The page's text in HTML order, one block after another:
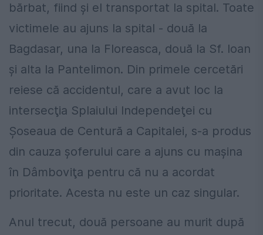
bărbat, fiind şi el transportat la spital. Toate
victimele au ajuns la spital - două la
Bagdasar, una la Floreasca, două la Sf. Ioan
și alta la Pantelimon. Din primele cercetări
reiese că accidentul, care a avut loc la
intersecţia Splaiului Independeţei cu
Şoseaua de Centură a Capitalei, s-a produs
din cauza şoferului care a ajuns cu maşina
în Dâmboviţa pentru că nu a acordat
prioritate. Acesta nu este un caz singular.
Anul trecut, două persoane au murit după